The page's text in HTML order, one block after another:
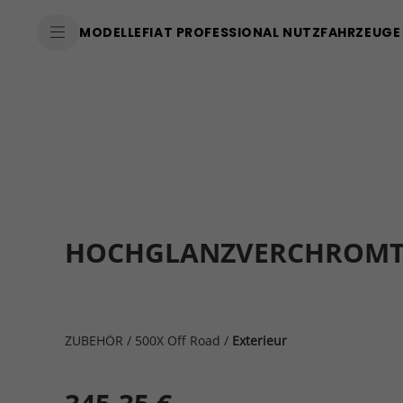
MODELLEFIAT PROFESSIONAL NUTZFAHRZEUGE
ZUBEHÖR / 500X Off Road / Exterieur